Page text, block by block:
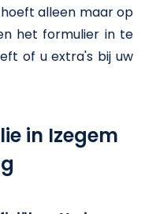
hoeft alleen maar op
het formulier in te
of u extra's bij uw
in Izegem